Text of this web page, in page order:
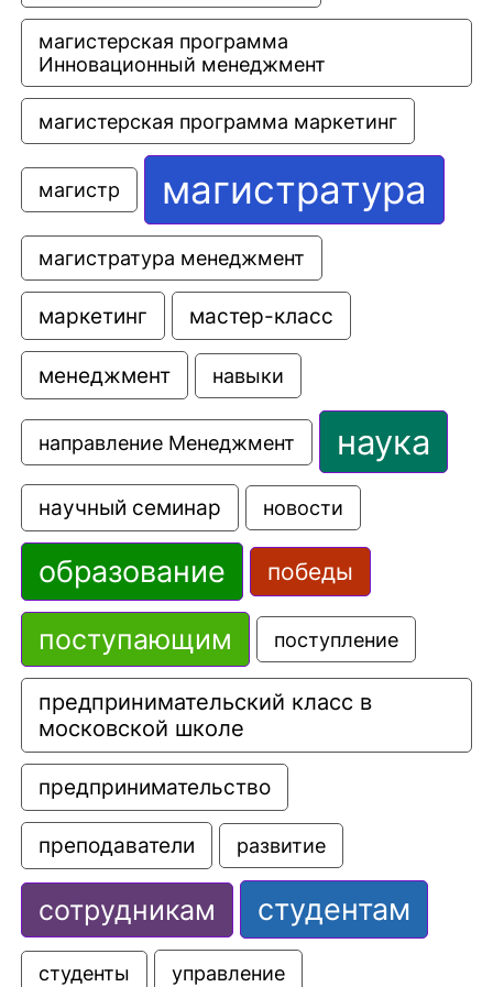
магистерская программа
Инновационный менеджмент
магистерская программа маркетинг
магистр магистратура
магистратура менеджмент
маркетинг мастер-класс
менеджмент навыки
направление Менеджмент наука
научный семинар новости
образование победы
поступающим поступление
предпринимательский класс в
московской школе
предпринимательство
преподаватели развитие
сотрудникам студентам
студенты управление